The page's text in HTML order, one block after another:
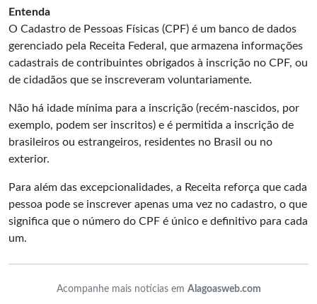
Entenda
O Cadastro de Pessoas Físicas (CPF) é um banco de dados
gerenciado pela Receita Federal, que armazena informações
cadastrais de contribuintes obrigados à inscrição no CPF, ou
de cidadãos que se inscreveram voluntariamente.
Não há idade mínima para a inscrição (recém-nascidos, por
exemplo, podem ser inscritos) e é permitida a inscrição de
brasileiros ou estrangeiros, residentes no Brasil ou no
exterior.
Para além das excepcionalidades, a Receita reforça que cada
pessoa pode se inscrever apenas uma vez no cadastro, o que
significa que o número do CPF é único e definitivo para cada
um.
Acompanhe mais notícias em Alagoasweb.com